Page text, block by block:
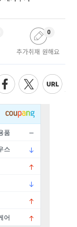
추가취재 원해요
0